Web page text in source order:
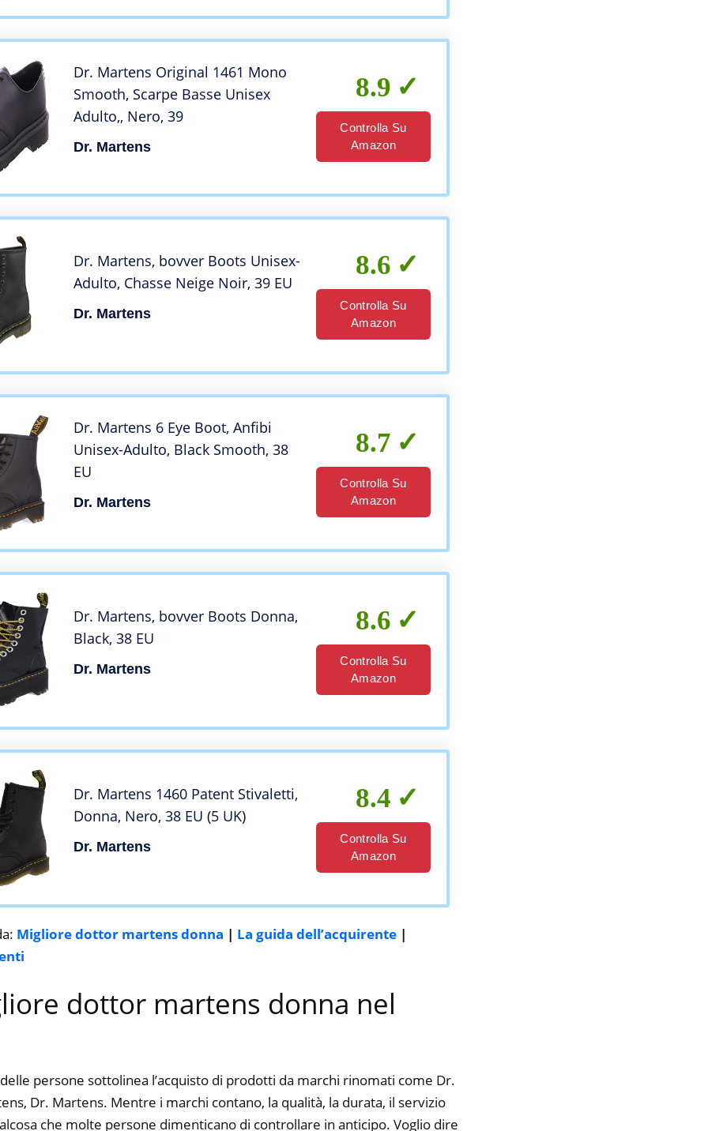
Dr. Martens Original 1461 Mono
Smooth, Scarpe Basse Unisex
Adulto,, Nero, 39
Dr. Martens
8.9
Controlla Su
Amazon
Dr. Martens, bovver Boots Unisex-
Adulto, Chasse Neige Noir, 39 EU
Dr. Martens
8.6
Controlla Su
Amazon
Dr. Martens 6 Eye Boot, Anfibi
Unisex-Adulto, Black Smooth, 38
EU
Dr. Martens
8.7
Controlla Su
Amazon
Dr. Martens, bovver Boots Donna,
Black, 38 EU
Dr. Martens
8.6
Controlla Su
Amazon
Dr. Martens 1460 Patent Stivaletti,
Donna, Nero, 38 EU (5 UK)
Dr. Martens
8.4
Controlla Su
Amazon
Migliore dottor martens donna | La guida dell’acquirente |
dottor martens donna nel
persone sottolinea l’acquisto di prodotti da marchi rinomati come Dr.
Dr. Martens. Mentre i marchi contano, la qualità, la durata, il servizio
che molte persone dimenticano di controllare in anticipo. Voglio dire